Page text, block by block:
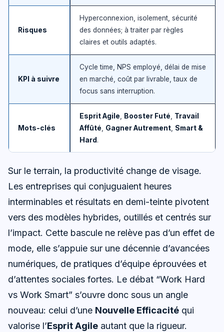
Risques
Hyperconnexion, isolement, sécurité
des données; à traiter par règles
claires et outils adaptés.
KPI à suivre
Cycle time, NPS employé, délai de mise
en marché, coût par livrable, taux de
focus sans interruption.
Mots-clés
Esprit Agile, Booster Futé, Travail
Affûté, Gagner Autrement, Smart &
Hard .
Sur le terrain, la productivité change de visage.
Les entreprises qui conjuguaient heures
interminables et résultats en demi-teinte pivotent
vers des modèles hybrides, outillés et centrés sur
l’impact. Cette bascule ne relève pas d’un effet de
mode, elle s’appuie sur une décennie d’avancées
numériques, de pratiques d’équipe éprouvées et
d’attentes sociales fortes. Le débat “Work Hard
vs Work Smart” s’ouvre donc sous un angle
nouveau: celui d’une Nouvelle Efficacité qui
valorise l’Esprit Agile autant que la rigueur.